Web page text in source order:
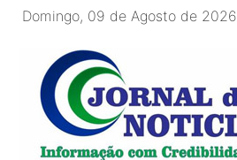
Domingo, 09 de Agosto de 2026